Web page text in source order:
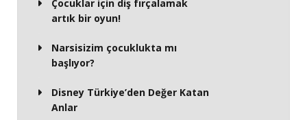
Çocuklar için diş fırçalamak
artık bir oyun!
Narsisizim çocuklukta mı
başlıyor?
Disney Türkiye’den Değer Katan
Anlar